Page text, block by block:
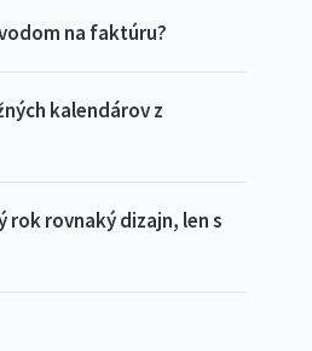
na faktúru?
kalendárov z
rok rovnaký dizajn, len s